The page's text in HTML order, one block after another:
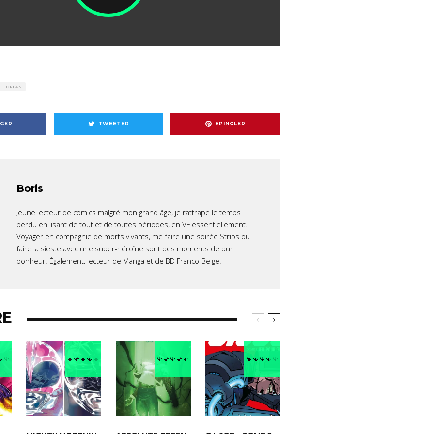
JORDAN
TWEETER EPINGLER
Boris
Jeune lecteur de comics malgré mon grand âge, je rattrape le temps
perdu en lisant de tout et de toutes périodes, en VF essentiellement.
Voyager en compagnie de morts vivants, me faire une soirée Strips ou
faire la sieste avec une super-héroïne sont des moments de pur
bonheur. Également, lecteur de Manga et de BD Franco-Belge.